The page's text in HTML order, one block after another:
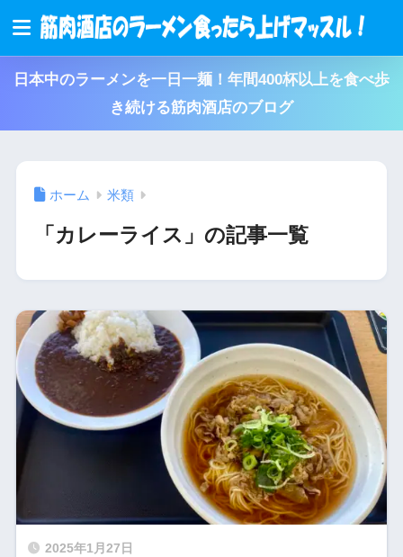
日本中のラーメンを一日一麺！年間400杯以上を食べ歩
き続ける筋肉酒店のブログ
ホーム 米類
「カレーライス」の記事一覧
2025年1月27日